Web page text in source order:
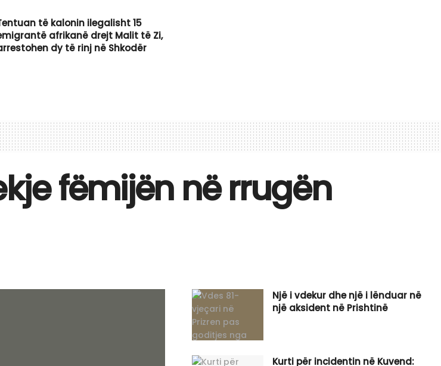
të kalonin ilegalisht 15
afrikanë drejt Malit të Zi,
dy të rinj në Shkodër
fëmijën në rrugën
Një i vdekur dhe një i lënduar në
një aksident në Prishtinë
Kurti për incidentin në Kuvend: